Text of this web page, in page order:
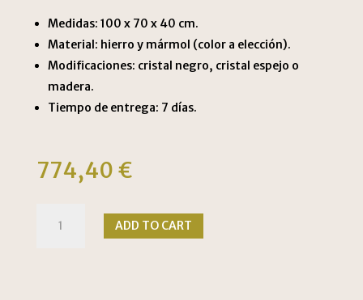
Medidas: 100 x 70 x 40 cm.
Material: hierro y mármol (color a elección).
Modificaciones: cristal negro, cristal espejo o
madera.
Tiempo de entrega: 7 días.
774,40 €
ADD TO CART